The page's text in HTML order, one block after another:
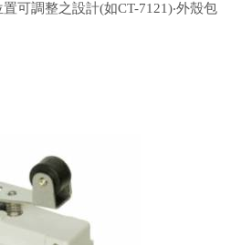
可調整之設計(如CT-7121)‧外殼包